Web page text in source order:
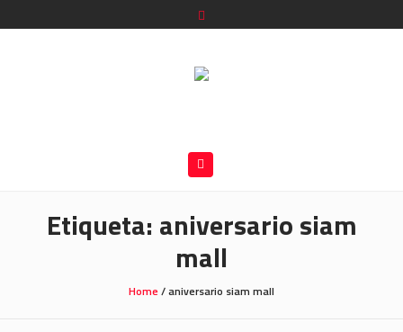
Etiqueta: aniversario siam
mall
Home/aniversario siam mall